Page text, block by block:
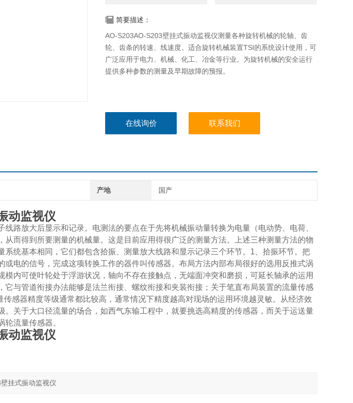
简要描述：
AO-S203AO-S203壁挂式振动监视仪测量各种旋转机械的轮轴、齿
轮、齿条的转速、线速度。适合旋转机械装置TSI的系统设计使用，可
广泛应用于电力、机械、化工、冶金等行业。为旋转机械的安全运行
提供多种参数的测量及早期故障的预报。
在线询价 联系我们
产地 国产
动监视仪
路放大后显示和记录。电测法的要点在于先将机械振动量转换为电量（电动势、电荷、
从而得到所要测量的机械量。这是目前应用得很广泛的测量方法。上述三种测量方法的物
系统基本相同，它们都包含拾振、测量放大线路和显示记录三个环节。1、拾振环节。把
或电的信号，完成这项转换工作的器件叫传感器。布局方法内部布局很好的选用反推式涡
模内可使叶轮处于浮游状况，轴向不存在接触点，无端面冲突和磨损，可延长轴承的运用
它与管道衔接办法能够是法兰衔接、螺纹衔接和夹装衔接；关于笔直布局装置的流量传感
感器精度等级通常都比较高，通常情况下精度越高对现场的运用环境越灵敏。从经济效
。关于大口径流量的场合，如西气东输工程中，就要挑选高精度的传感器，而关于运送量
流量传感器。
动监视仪